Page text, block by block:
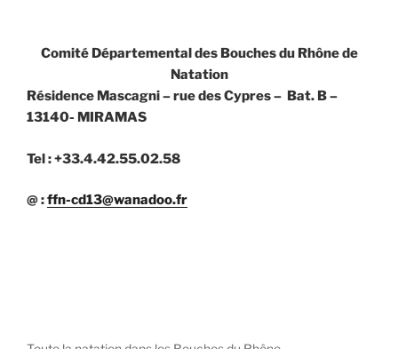
Comité Départemental des Bouches du Rhône de
Natation
Résidence Mascagni – rue des Cypres – Bat. B –
13140- MIRAMAS
Tel : +33.4.42.55.02.58
@ :ffn-cd13@wanadoo.fr